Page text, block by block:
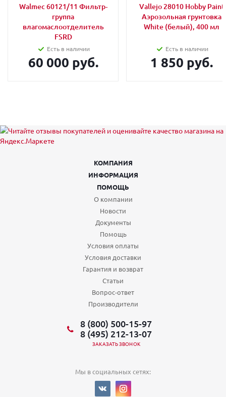
Walmec 60121/11 Фильтр-
группа
влагомаслоотделитель
FSRD
Есть в наличии
60 000 руб.
Vallejo 28010 Hobby Paint
Аэрозольная грунтовка
White (белый), 400 мл
Есть в наличии
1 850 руб.
КОМПАНИЯ
ИНФОРМАЦИЯ
ПОМОЩЬ
О компании
Новости
Документы
Помощь
Условия оплаты
Условия доставки
Гарантия и возврат
Статьи
Вопрос-ответ
Производители
8 (800) 500-15-97
8 (495) 212-13-07
ЗАКАЗАТЬ ЗВОНОК
Мы в социальных сетях: